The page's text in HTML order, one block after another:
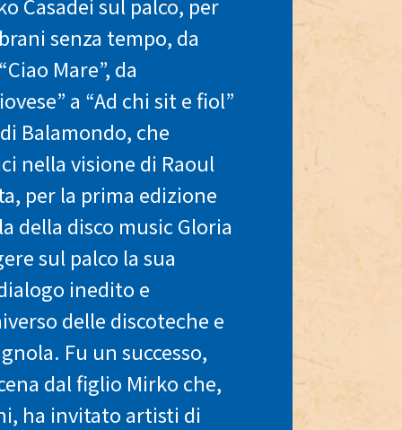
senza tempo, da
Mare”, da
a “Ad chi sit e fiol”
Balamondo, che
nella visione di Raoul
per la prima edizione
della disco music Gloria
sul palco la sua
inedito e
delle discoteche e
Fu un successo,
dal figlio Mirko che,
ha invitato artisti di